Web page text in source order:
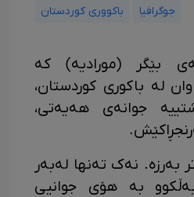
جوگرافیا باکووری کوردستان
بێگر (مورادیە) کە
لە باکوری کوردستان،
جوانەی هەیەتی،
بێگر 18 مەتر بەرزە. نەک تەنها لەبەر
بە هۆی جوانیی